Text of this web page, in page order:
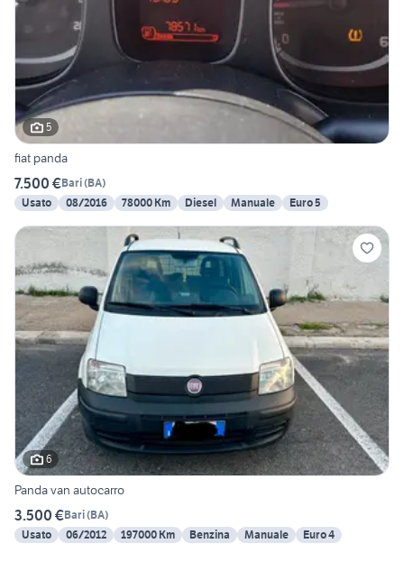
5
fiat panda
7.500 €Bari(BA)
Usato
08/2016 78000 Km Diesel Manuale Euro 5
6
Panda van autocarro
3.500 €Bari(BA)
Usato
06/2012 197000 Km Benzina Manuale Euro 4